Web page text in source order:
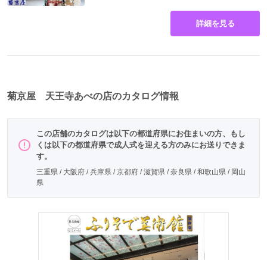
ワインレッドに椿と雪輪
詳細を見る
菊京屋 天王寺あべの店のカタログ情報
この店舗のカタログは以下の都道府県にお住まいの方、もし
くは以下の都道府県で成人式を迎える方のみにお送りできま
す。
三重県 / 大阪府 / 兵庫県 / 京都府 / 滋賀県 / 奈良県 / 和歌山県 / 岡山
県